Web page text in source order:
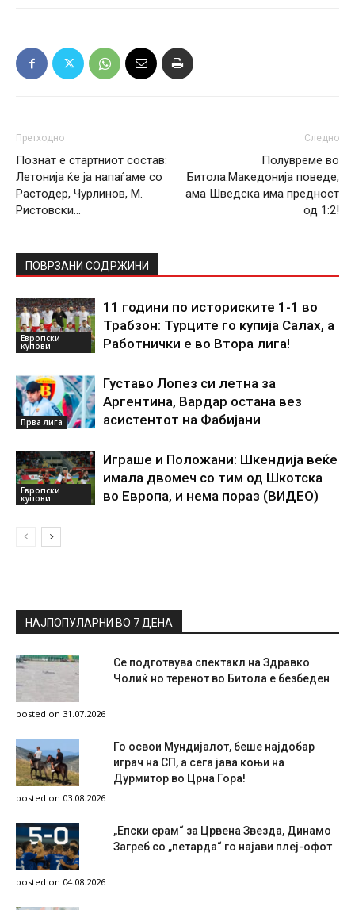
Претходно
Познат е стартниот состав:
Летонија ќе ја напаѓаме со
Растодер, Чурлинов, М.
Ристовски…
Следно
Полувреме во
Битола:Македонија поведе,
ама Шведска има предност
од 1:2!
ПОВРЗАНИ СОДРЖИНИ
Европски
купови
11 години по историските 1-1 во
Трабзон: Турците го купија Салах, а
Работнички е во Втора лига!
Прва лига
Густаво Лопез си летна за
Аргентина, Вардар остана вез
асистентот на Фабијани
Европски
купови
Играше и Положани: Шкендија веќе
имала двомеч со тим од Шкотска
во Европа, и нема пораз (ВИДЕО)
НАЈПОПУЛАРНИ ВО 7 ДЕНА
Се подготвува спектакл на Здравко
Чолиќ но теренот во Битола е безбеден
posted on 31.07.2026
Го освои Мундијалот, беше најдобар
играч на СП, а сега јава коњи на
Дурмитор во Црна Гора!
posted on 03.08.2026
„Епски срам“ за Црвена Звезда, Динамо
Загреб со „петарда“ го најави плеј-офот
posted on 04.08.2026